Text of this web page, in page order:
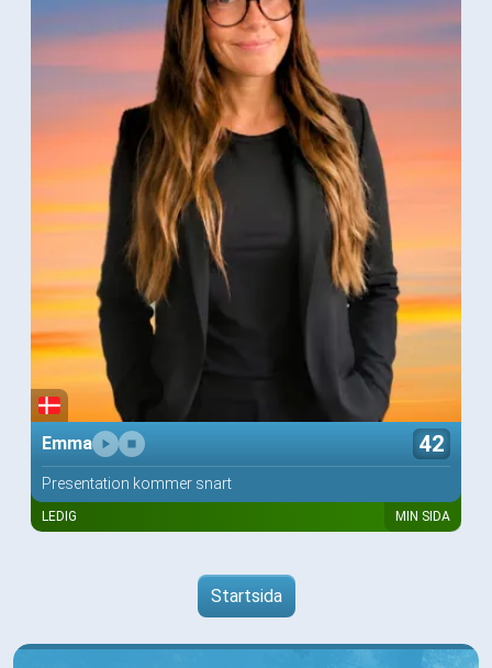
Emma 42
Presentation kommer snart
LEDIG MIN SIDA
Startsida